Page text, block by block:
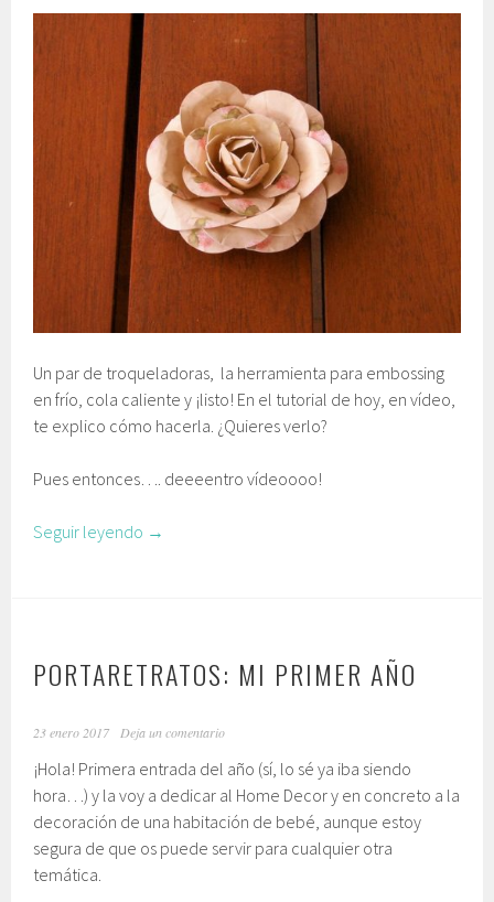
Un par de troqueladoras, la herramienta para embossing
en frío, cola caliente y ¡listo! En el tutorial de hoy, en vídeo,
te explico cómo hacerla. ¿Quieres verlo?
Pues entonces…. deeeentro vídeoooo!
Seguir leyendo →
PORTARETRATOS: MI PRIMER AÑO
23 enero 2017 Deja un comentario
¡Hola! Primera entrada del año (sí, lo sé ya iba siendo
hora…) y la voy a dedicar al Home Decor y en concreto a la
decoración de una habitación de bebé, aunque estoy
segura de que os puede servir para cualquier otra
temática.